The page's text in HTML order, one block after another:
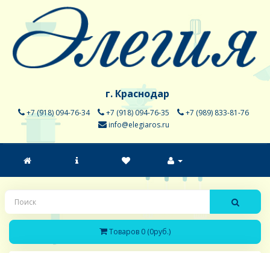
г. Краснодар
+7 (918) 094-76-34 +7 (918) 094-76-35
+7 (989) 833-81-76
info@elegiaros.ru
Товаров 0 (0руб.)